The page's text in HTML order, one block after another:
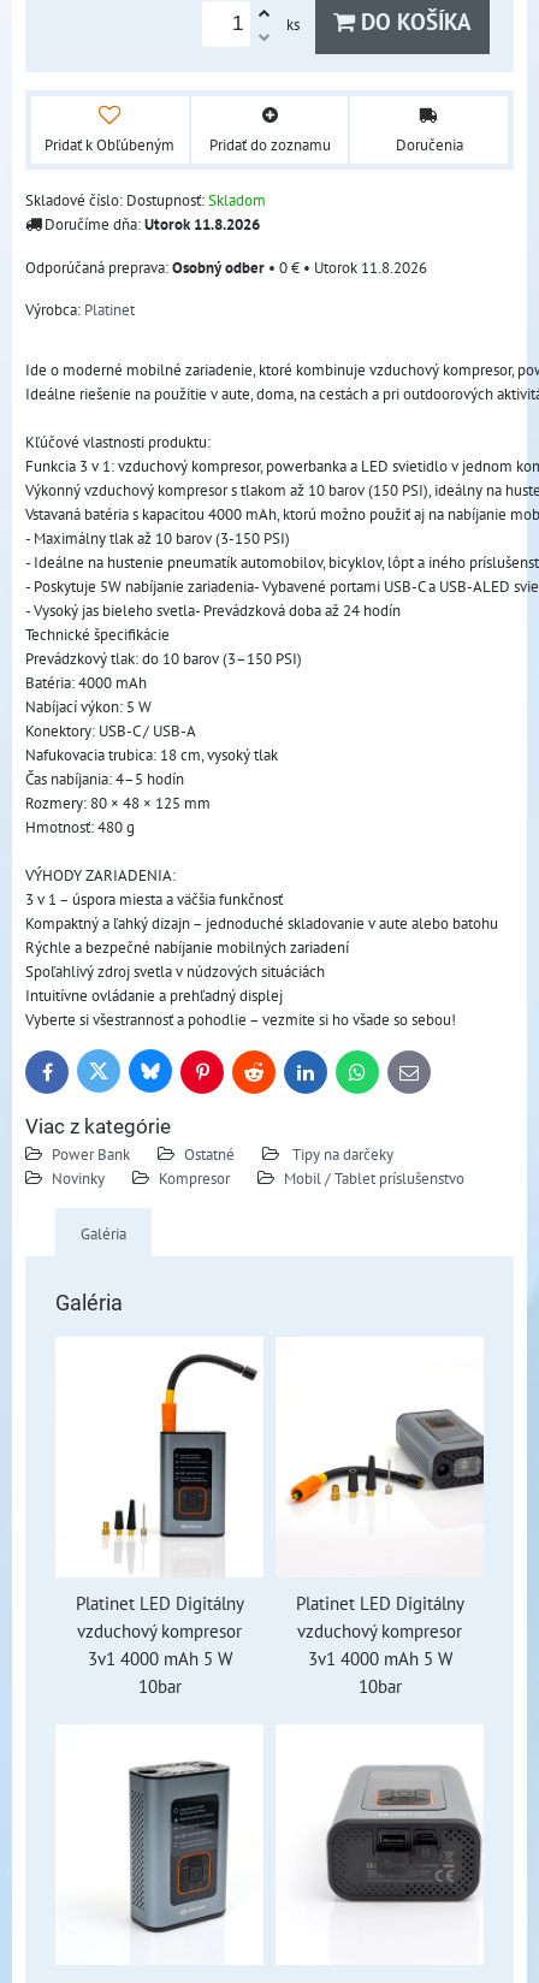
ks DO KOŠÍKA
Pridať k Obľúbeným Pridať do zoznamu Doručenia
Skladové číslo: Dostupnosť:Skladom
Doručíme dňa:Utorok11.8.2026
Osobný odber • 0 € • Utorok 11.8.2026
Výrobca: Platinet
Ide o moderné mobilné zariadenie, ktoré kombinuje vzduchový kompresor,
Ideálne riešenie na použitie v aute, doma, na cestách a pri outdoorových
Kľúčové vlastnosti produktu:
Funkcia 3 v 1: vzduchový kompresor, powerbanka a LED svietidlo v jednom
Výkonný vzduchový kompresor s tlakom až 10 barov (150 PSI), ideálny na
Vstavaná batéria s kapacitou 4000 mAh, ktorú možno použiť aj na nabíjanie
- Maximálny tlak až 10 barov (3-150 PSI)
- Ideálne na hustenie pneumatík automobilov, bicyklov, lôpt a iného
- Poskytuje 5W nabíjanie zariadenia- Vybavené portami USB-C a USB-ALED
- Vysoký jas bieleho svetla- Prevádzková doba až 24 hodín
Technické špecifikácie
Prevádzkový tlak: do 10 barov (3–150 PSI)
Batéria: 4000 mAh
Nabíjací výkon: 5 W
Konektory: USB-C / USB-A
Nafukovacia trubica: 18 cm, vysoký tlak
Čas nabíjania: 4–5 hodín
Rozmery: 80 × 48 × 125 mm
Hmotnosť: 480 g
VÝHODY ZARIADENIA:
3 v 1 – úspora miesta a väčšia funkčnosť
Kompaktný a ľahký dizajn – jednoduché skladovanie v aute alebo batohu
Rýchle a bezpečné nabíjanie mobilných zariadení
Spoľahlivý zdroj svetla v núdzových situáciách
Intuitívne ovládanie a prehľadný displej
Vyberte si všestrannosť a pohodlie – vezmite si ho všade so sebou!
FacebookTwitter BlueskyPinterestReddit LinkedInWhatsApp
E-
mail
Viac z kategórie
Power Bank Ostatné
Tipy na darčeky
Novinky
Kompresor Mobil / Tablet príslušenstvo
Galéria
Galéria
Platinet LED Digitálny
vzduchový kompresor
3v1 4000 mAh 5 W
10bar
Platinet LED Digitálny
vzduchový kompresor
3v1 4000 mAh 5 W
10bar